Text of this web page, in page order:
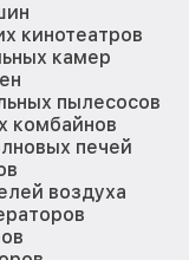
кинотеатров
камер
пылесосов
комбайнов
печей
воздуха